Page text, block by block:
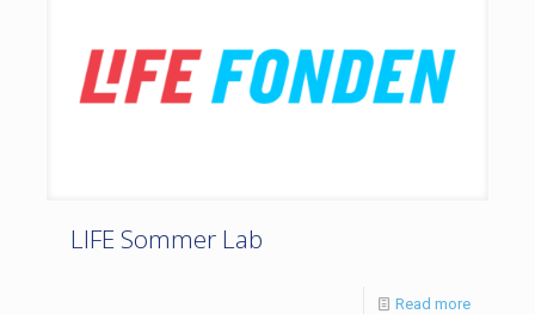
LIFE Sommer Lab
Read more